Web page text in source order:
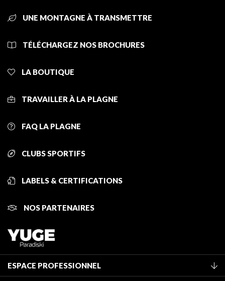
UNE MONTAGNE À TRANSMETTRE
TÉLÉCHARGEZ NOS BROCHURES
LA BOUTIQUE
TRAVAILLER À LA PLAGNE
FAQ LA PLAGNE
CLUBS SPORTIFS
LABELS & CERTIFICATIONS
NOS PARTENAIRES
ESPACE PROFESSIONNEL